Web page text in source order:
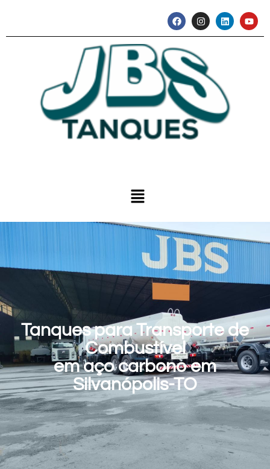
Tanques para Transporte de
Combustível
em aço carbono em
Silvanópolis-TO